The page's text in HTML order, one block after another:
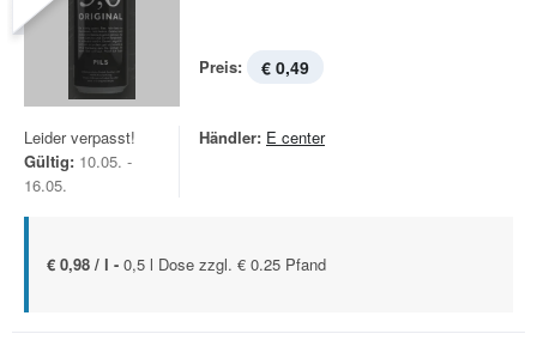
Preis: € 0,49
Leider verpasst!
Gültig: 10.05. -
16.05.
Händler: E center
€ 0,98 / l - 0,5 l Dose zzgl. € 0.25 Pfand